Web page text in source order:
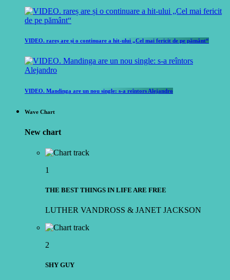
VIDEO. rareș are și o continuare a hit-ului „Cel mai fericit de pe pământ“
VIDEO. Mandinga are un nou single: s-a reîntors Alejandro
Wave Chart
New chart
1
THE BEST THINGS IN LIFE ARE FREE
LUTHER VANDROSS & JANET JACKSON
2
SHY GUY